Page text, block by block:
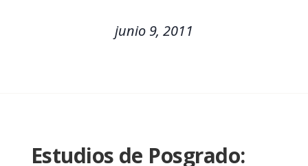
junio 9, 2011
Estudios de Posgrado: